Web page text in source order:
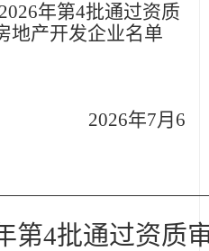
2026年第4批通过资质
地产开发企业名单
2026年7月 6
第4批通过资